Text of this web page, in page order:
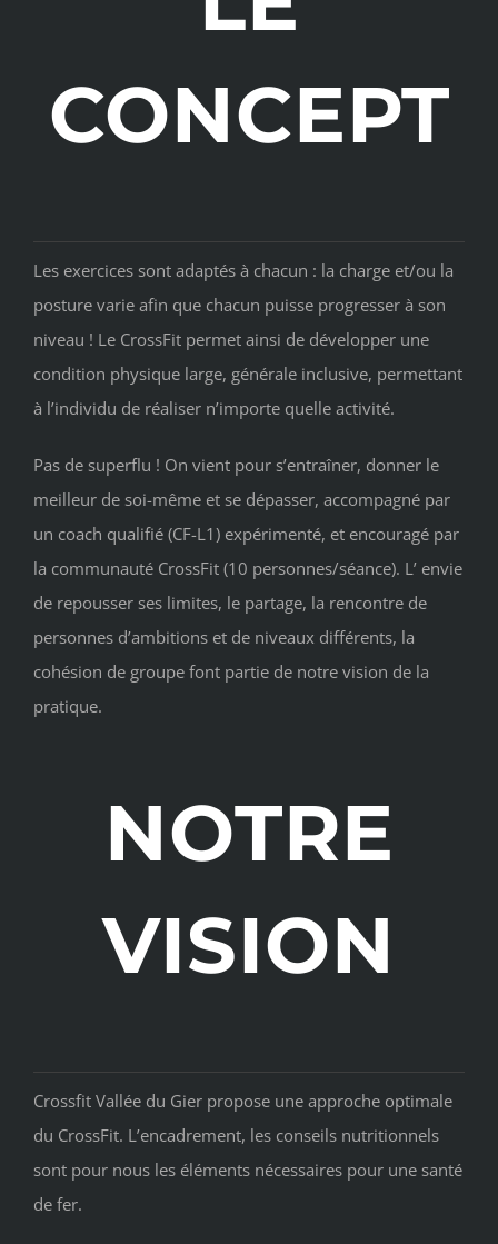
CONCEPT
Les exercices sont adaptés à chacun : la charge et/ou la
posture varie afin que chacun puisse progresser à son
niveau ! Le CrossFit permet ainsi de développer une
condition physique large, générale inclusive, permettant
à l’individu de réaliser n’importe quelle activité.
Pas de superflu ! On vient pour s’entraîner, donner le
meilleur de soi-même et se dépasser, accompagné par
un coach qualifié (CF-L1) expérimenté, et encouragé par
la communauté CrossFit (10 personnes/séance). L’ envie
de repousser ses limites, le partage, la rencontre de
personnes d’ambitions et de niveaux différents, la
cohésion de groupe font partie de notre vision de la
pratique.
NOTRE
VISION
Crossfit Vallée du Gier propose une approche optimale
du CrossFit. L’encadrement, les conseils nutritionnels
sont pour nous les éléments nécessaires pour une santé
de fer.